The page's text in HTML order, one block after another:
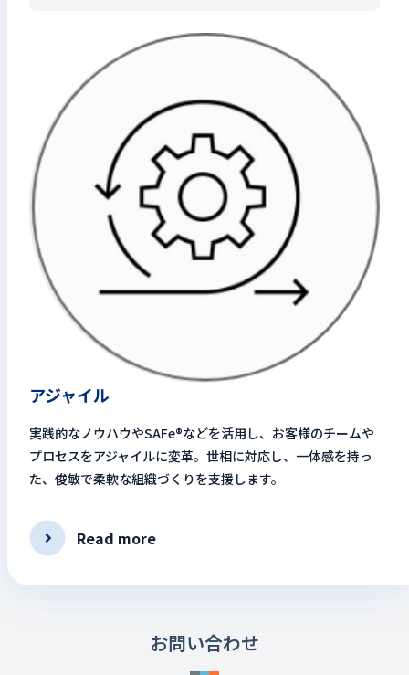
アジャイル
実践的なノウハウやSAFe®︎などを活用し、お客様のチームや
プロセスをアジャイルに変革。世相に対応し、一体感を持っ
た、俊敏で柔軟な組織づくりを支援します。
Read more
お問い合わせ